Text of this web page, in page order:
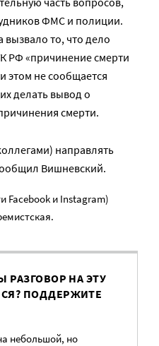
ФМС и полиции.
вызвало то, что дело
РФ «причинение смерти
этом не сообщается
делать вывод о
смерти.
направлять
Вишневский.
Facebook и Instagram)
РАЗГОВОР НА ЭТУ
ПОДДЕРЖИТЕ
небольшой, но